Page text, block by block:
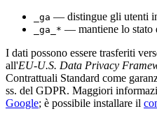
_ga — distingue gli utenti
_ga_* — mantiene lo stato
I dati possono essere trasferiti
all'EU-U.S. Data Privacy
Contrattuali Standard come
ss. del GDPR. Maggiori
Google; è possibile installare il